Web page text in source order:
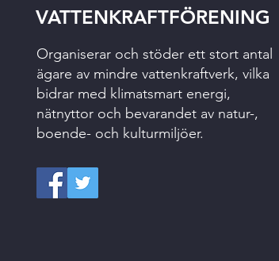
VATTENKRAFTFÖRENING
Organiserar och stöder ett stort antal
ägare av mindre vattenkraftverk, vilka
bidrar med klimatsmart energi,
nätnyttor och bevarandet av natur-,
boende- och kulturmiljöer.